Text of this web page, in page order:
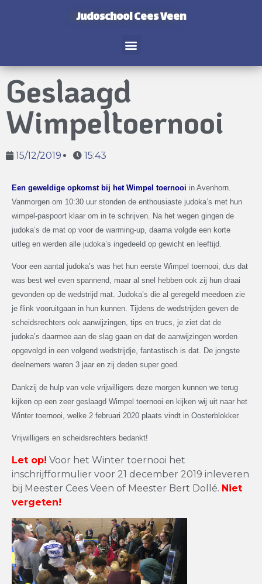
Judoschool Cees Veen
Geslaagd
Wimpeltoernooi
15/12/2019 15:43
Een geweldige opkomst bij het Wimpel toernooi in Avenhorn.
Vanmorgen om 10:30 uur stonden de enthousiaste judoka’s met hun
wimpel-paspoort klaar om in te schrijven. Na het wegen gingen de
judoka’s de mat op voor de warming-up, daarna volgde een korte
uitleg en werden alle judoka’s ingedeeld op gewicht en leeftijd.
Voor een aantal judoka’s was het hun eerste Wimpel toernooi, dus dat
was best wel even spannend, maar al snel hebben ook zij hun draai
gevonden op de wedstrijd mat. Judoka’s die al geregeld meedoen zie
je flink vooruitgaan in hun kunnen. Tijdens de wedstrijden geven de
scheidsrechters ook aanwijzingen, tips en trucs, je ziet dat de
judoka’s daarmee aan de slag gaan en dat de aanwijzingen worden
opgevolgd in een volgend wedstrijdje, fantastisch is dat. De jongste
deelnemers waren 3 jaar en zij deden super goed.
Dankzij de hulp van vele vrijwilligers deze morgen kunnen we terug
kijken op een zeer geslaagd Wimpel toernooi en kijken wij uit naar het
Winter toernooi, welke 2 februari 2020 plaats vindt in Oosterblokker.
Vrijwilligers en scheidsrechters bedankt!
Let op! Voor het Winter toernooi het
inschrijfformulier voor 21 december 2019 inleveren
bij Meester Cees Veen of Meester Bert Dollé. Niet
vergeten!